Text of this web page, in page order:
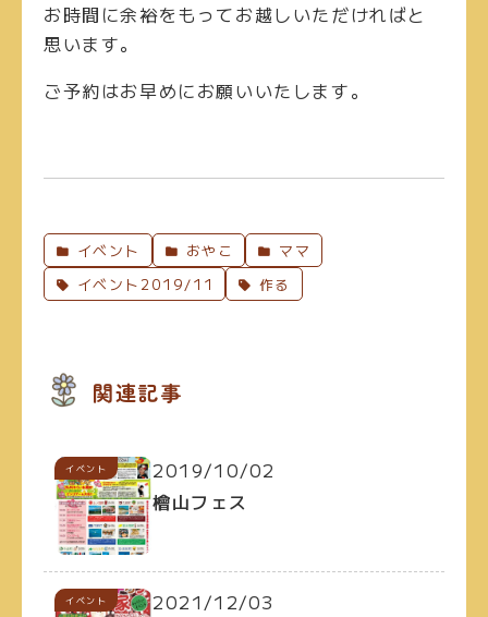
お時間に余裕をもってお越しいただければと
思います。
ご予約はお早めにお願いいたします。
イベント おやこ
ママ
イベント2019/11
作る
関連記事
イベント
2019/10/02
檜山フェス
イベント
2021/12/03